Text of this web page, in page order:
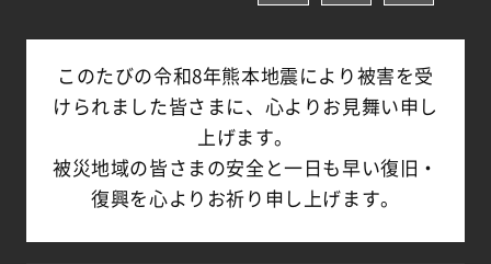
このたびの令和8年熊本地震により被害を受
けられました皆さまに、心よりお見舞い申し
上げます。
被災地域の皆さまの安全と一日も早い復旧・
復興を心よりお祈り申し上げます。